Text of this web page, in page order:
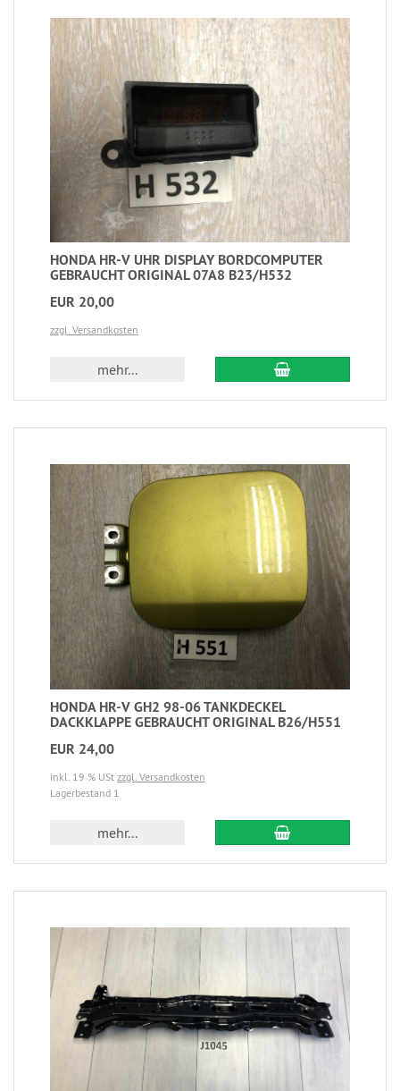
HONDA HR-V UHR DISPLAY BORDCOMPUTER
GEBRAUCHT ORIGINAL 07A8 B23/H532
EUR 20,00
zzgl. Versandkosten
mehr...
HONDA HR-V GH2 98-06 TANKDECKEL
DACKKLAPPE GEBRAUCHT ORIGINAL B26/H551
EUR 24,00
inkl. 19 % USt zzgl. Versandkosten
Lagerbestand 1
mehr...